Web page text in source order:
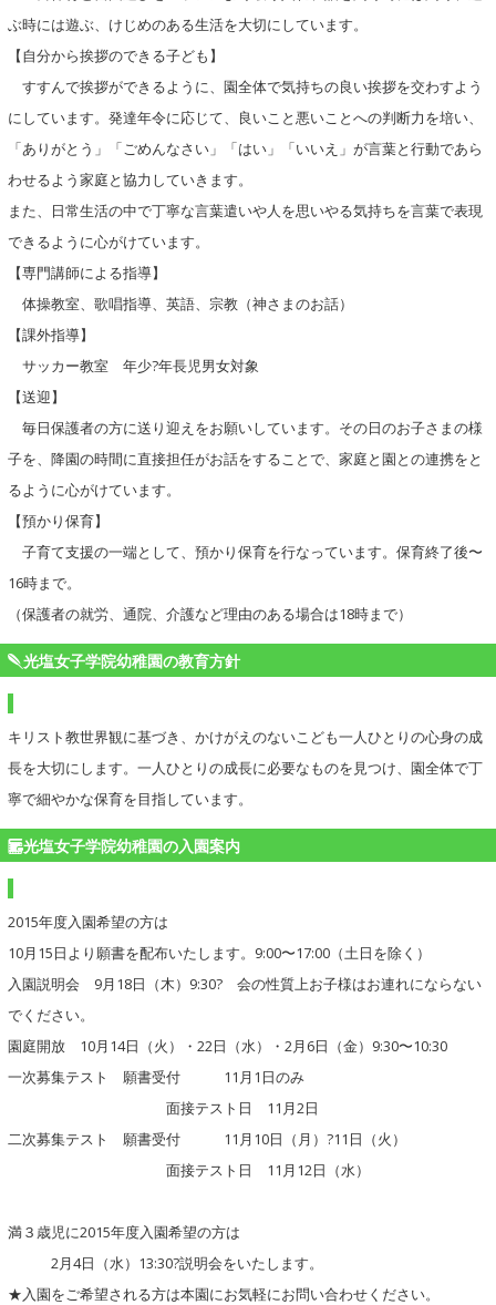
ぶ時には遊ぶ、けじめのある生活を大切にしています。
【自分から挨拶のできる子ども】
すすんで挨拶ができるように、園全体で気持ちの良い挨拶を交わすよう
にしています。発達年令に応じて、良いこと悪いことへの判断力を培い、
「ありがとう」「ごめんなさい」「はい」「いいえ」が言葉と行動であら
わせるよう家庭と協力していきます。
また、日常生活の中で丁寧な言葉遣いや人を思いやる気持ちを言葉で表現
できるように心がけています。
【専門講師による指導】
体操教室、歌唱指導、英語、宗教（神さまのお話）
【課外指導】
サッカー教室 年少?年長児男女対象
【送迎】
毎日保護者の方に送り迎えをお願いしています。その日のお子さまの様
子を、降園の時間に直接担任がお話をすることで、家庭と園との連携をと
るように心がけています。
【預かり保育】
子育て支援の一端として、預かり保育を行なっています。保育終了後〜
16時まで。
（保護者の就労、通院、介護など理由のある場合は18時まで）
光塩女子学院幼稚園の教育方針
キリスト教世界観に基づき、かけがえのないこども一人ひとりの心身の成
長を大切にします。一人ひとりの成長に必要なものを見つけ、園全体で丁
寧で細やかな保育を目指しています。
光塩女子学院幼稚園の入園案内
2015年度入園希望の方は
10月15日より願書を配布いたします。9:00〜17:00（土日を除く）
入園説明会 9月18日（木）9:30? 会の性質上お子様はお連れにならない
でください。
園庭開放 10月14日（火）・22日（水）・2月6日（金）9:30〜10:30
一次募集テスト 願書受付 11月1日のみ
面接テスト日 11月2日
二次募集テスト 願書受付 11月10日（月）?11日（火）
面接テスト日 11月12日（水）
満３歳児に2015年度入園希望の方は
2月4日（水）13:30?説明会をいたします。
★入園をご希望される方は本園にお気軽にお問い合わせください。